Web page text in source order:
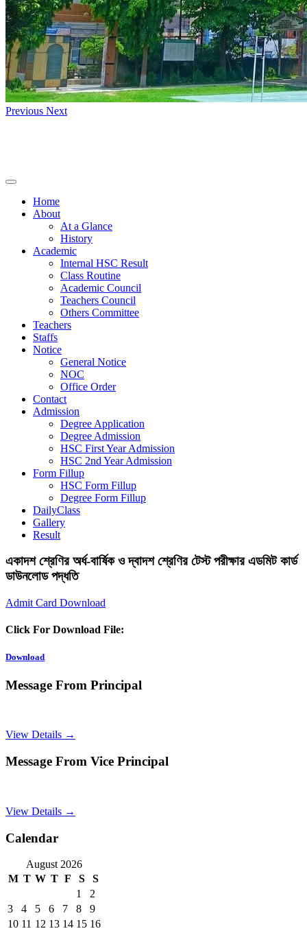
Previous Next
Home
About
At a Glance
History
Academic
Internal HSC Result
Class Routine
Academic Council
Teachers Council
Others Committee
Teachers
Staffs
Notice
General Notice
NOC
Office Order
Contact
Admission
Degree Application
Degree Admission
HSC First Year Admission
HSC 2nd Year Admission
Form Fillup
HSC Form Fillup
Degree Form Fillup
DailyClass
Gallery
Result
একাদশ শ্রেণির অর্ধ-বার্ষিক ও দ্বাদশ শ্রেণির টেস্ট পরীক্ষার এডমিট কার্ড
ডাউনলোড পদ্ধতি
Admit Card Download
Click For Download File:
Download
Message From Principal
View Details →
Message From Vice Principal
View Details →
Calendar
August 2026
M T W T F S
S
1
2
3
4 5 6 7 8
9
10 11 12 13 14 15 16